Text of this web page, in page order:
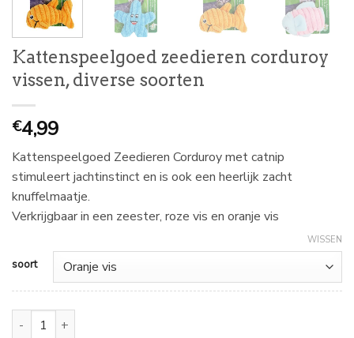
Kattenspeelgoed zeedieren corduroy
vissen, diverse soorten
€4,99
Kattenspeelgoed Zeedieren Corduroy met catnip
stimuleert jachtinstinct en is ook een heerlijk zacht
knuffelmaatje.
Verkrijgbaar in een zeester, roze vis en oranje vis
soort
WISSEN
Kattenspeelgoed zeedieren corduroy vissen, diverse soorten